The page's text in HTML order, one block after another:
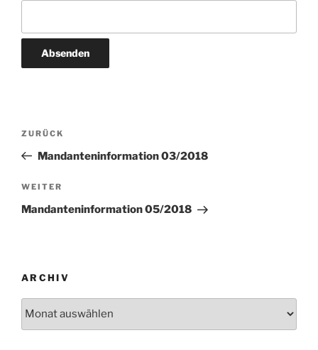
Beitragsnavigation
Vorheriger
Beitrag
ZURÜCK
Mandanteninformation 03/2018
Nächster
Beitrag
WEITER
Mandanteninformation 05/2018
ARCHIV